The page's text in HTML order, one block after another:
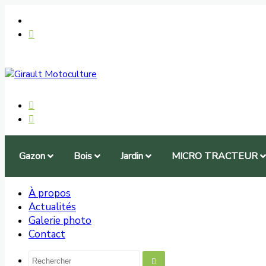
Gazon Bois Jardin MICRO TRACTEUR
À propos
Actualités
Galerie photo
Contact